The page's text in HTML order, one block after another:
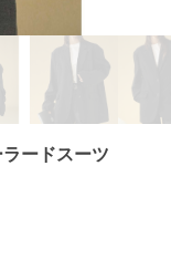
ードスーツ